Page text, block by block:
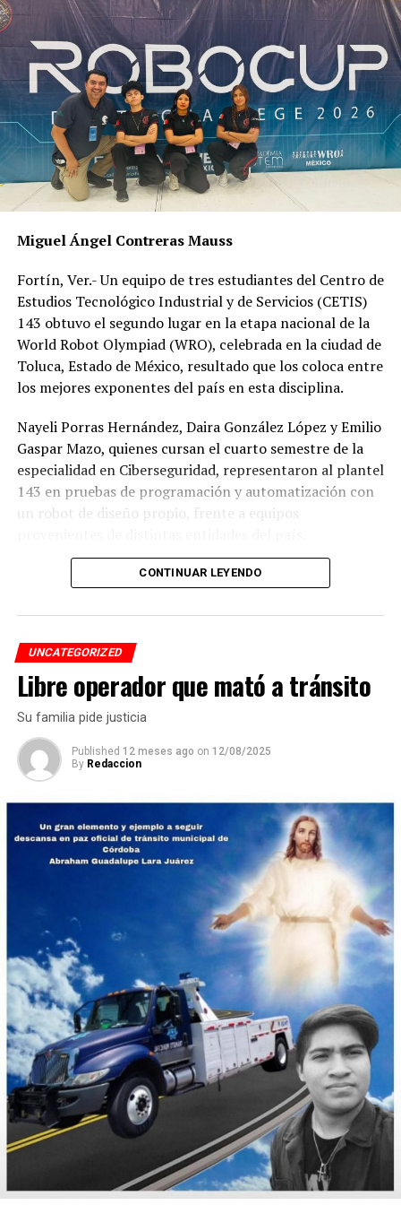
RELATED TOPICS:
DESPUÉS
Son 20 municipios en semáforo amarillo
Cuitláhuac insistir que ONU intervenga en
desapariciones
Miguel Ángel Contreras Mauss
Fortín, Ver.- Un equipo de tres estudiantes del Centro de
Estudios Tecnológico Industrial y de Servicios (CETIS)
143 obtuvo el segundo lugar en la etapa nacional de la
World Robot Olympiad (WRO), celebrada en la ciudad de
Toluca, Estado de México, resultado que los coloca entre
los mejores exponentes del país en esta disciplina.
Nayeli Porras Hernández, Daira González López y Emilio
Gaspar Mazo, quienes cursan el cuarto semestre de la
especialidad en Ciberseguridad, representaron al plantel
143 en pruebas de programación y automatización con
un robot de diseño propio, frente a equipos
El desempeño mostrado por los jóvenes les permitió
tendrá lugar los días 5 y 6 de septiembre en Cancún,
Quintana Roo.
De obtener resultados favorables en esa etapa, el equipo
tendría la posibilidad de representar a México en la final
internacional de la WRO, que se efectuará en Costa Rica.
CONTINUAR LEYENDO
UNCATEGORIZED
Libre operador que mató a tránsito
Su familia pide justicia
Published 12 meses ago on 12/08/2025
By Redaccion